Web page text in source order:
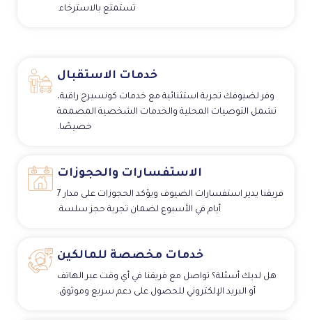
تستمتع بالاسترخاء.
خدمات الاستقبال
وفر لضيوفك تجربة استثنائية مع خدمات كونسيرج راقية،
تشمل التوصيات المحلية والخدمات الشخصية المصممة
خصيصًا.
الاستفسارات والحجوزات
فريقنا يدير استفسارات الضيوف ويؤكد الحجوزات على مدار 7
أيام في الأسبوع لضمان تجربة حجز سلسة.
خدمات مخصصة للمالكين
هل لديك أسئلة؟ تواصل مع فريقنا في أي وقت عبر الهاتف
أو البريد الإلكتروني للحصول على دعم سريع وموثوق.